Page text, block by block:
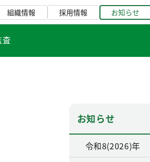
組織情報 採用情報 お知らせ
査
お知らせ
令和8(2026)年